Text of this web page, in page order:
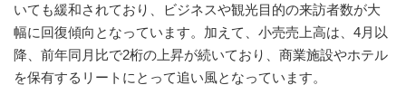
いても緩和されており、ビジネスや観光目的の来訪者数が大
幅に回復傾向となっています。加えて、小売売上高は、4月以
降、前年同月比で2桁の上昇が続いており、商業施設やホテル
を保有するリートにとって追い風となっています。